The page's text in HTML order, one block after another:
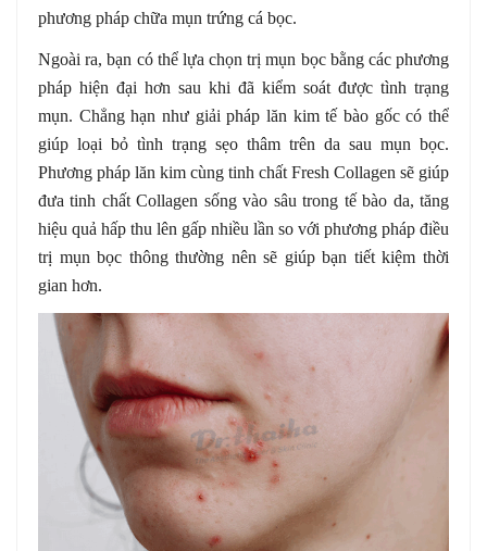
phương pháp chữa mụn trứng cá bọc.
Ngoài ra, bạn có thể lựa chọn trị mụn bọc bằng các phương
pháp hiện đại hơn sau khi đã kiểm soát được tình trạng
mụn. Chẳng hạn như giải pháp lăn kim tế bào gốc có thể
giúp loại bỏ tình trạng sẹo thâm trên da sau mụn bọc.
Phương pháp lăn kim cùng tinh chất Fresh Collagen sẽ giúp
đưa tinh chất Collagen sống vào sâu trong tế bào da, tăng
hiệu quả hấp thu lên gấp nhiều lần so với phương pháp điều
trị mụn bọc thông thường nên sẽ giúp bạn tiết kiệm thời
gian hơn.